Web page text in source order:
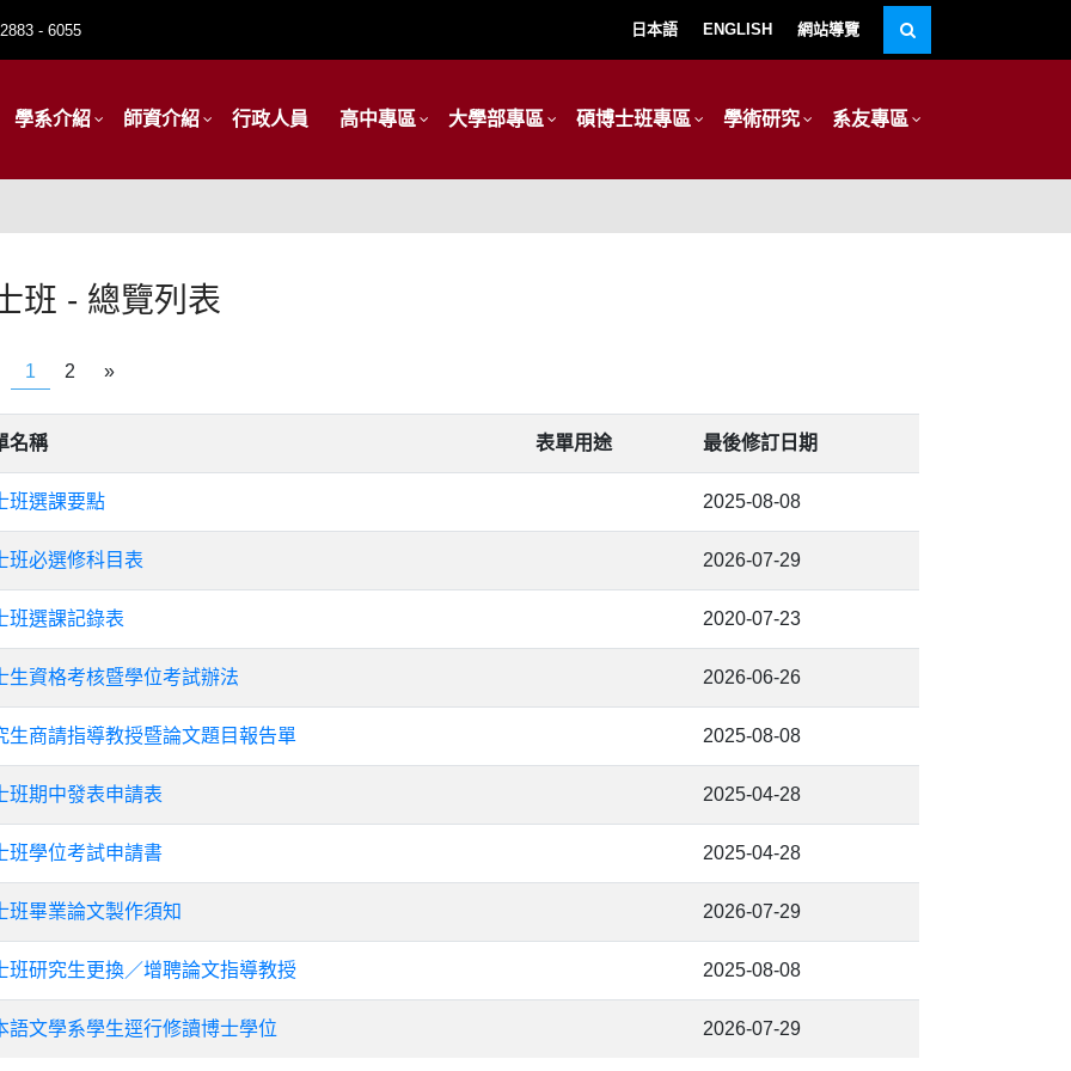
- 6055 日本語 ENGLISH 網站導覽
學系介紹 師資介紹 行政人員 高中專區 大學部專區 碩博士班專區 學術研究 系友專區
班 - 總覽列表
1 2 »
名稱 表單用途 最後修訂日期
班選課要點 2025-08-08
班必選修科目表 2026-07-29
班選課記錄表 2020-07-23
生資格考核暨學位考試辦法 2026-06-26
生商請指導教授暨論文題目報告單 2025-08-08
班期中發表申請表 2025-04-28
班學位考試申請書 2025-04-28
班畢業論文製作須知 2026-07-29
班研究生更換／增聘論文指導教授 2025-08-08
語文學系學生逕行修讀博士學位 2026-07-29